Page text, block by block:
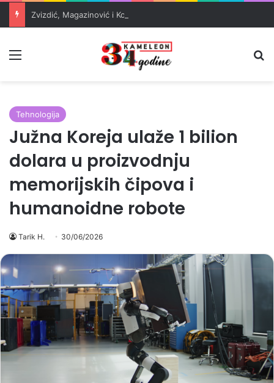
Tehnologija
Južna Koreja ulaže 1 bilion
dolara u proizvodnju
memorijskih čipova i
humanoidne robote
Tarik H. 30/06/2026